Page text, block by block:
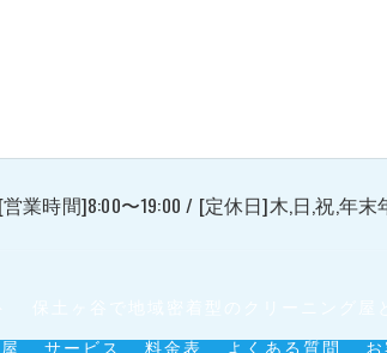
[営業時間]8:00〜19:00 / [定休日]木,日,祝,年
サービス 料金表 よくある質問